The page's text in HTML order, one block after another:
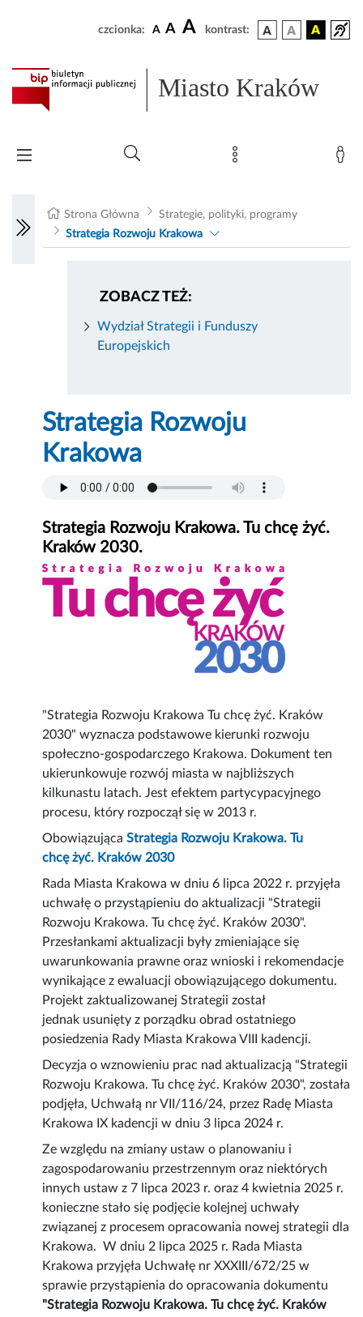
czcionka: A A A kontrast:
Miasto Kraków
Strona Główna
Strategie, polityki, programy
Strategia Rozwoju Krakowa
ZOBACZ TEŻ:
Wydział Strategii i Funduszy
Europejskich
Strategia Rozwoju
Krakowa
Strategia Rozwoju Krakowa. Tu chcę żyć.
Kraków 2030.
"Strategia Rozwoju Krakowa Tu chcę żyć. Kraków
2030" wyznacza podstawowe kierunki rozwoju
społeczno-gospodarczego Krakowa. Dokument ten
ukierunkowuje rozwój miasta w najbliższych
kilkunastu latach. Jest efektem partycypacyjnego
procesu, który rozpoczął się w 2013 r.
Obowiązująca Strategia Rozwoju Krakowa. Tu
chcę żyć. Kraków 2030
Rada Miasta Krakowa w dniu 6 lipca 2022 r. przyjęła
uchwałę o przystąpieniu do aktualizacji "Strategii
Rozwoju Krakowa. Tu chcę żyć. Kraków 2030".
Przesłankami aktualizacji były zmieniające się
uwarunkowania prawne oraz wnioski i rekomendacje
wynikające z ewaluacji obowiązującego dokumentu.
Projekt zaktualizowanej Strategii został
jednak usunięty z porządku obrad ostatniego
posiedzenia Rady Miasta Krakowa VIII kadencji.
Decyzja o wznowieniu prac nad aktualizacją "Strategii
Rozwoju Krakowa. Tu chcę żyć. Kraków 2030", została
podjęła, Uchwałą nr VII/116/24, przez Radę Miasta
Krakowa IX kadencji w dniu 3 lipca 2024 r.
Ze względu na zmiany ustaw o planowaniu i
zagospodarowaniu przestrzennym oraz niektórych
innych ustaw z 7 lipca 2023 r. oraz 4 kwietnia 2025 r.
konieczne stało się podjęcie kolejnej uchwały
związanej z procesem opracowania nowej strategii dla
Krakowa. W dniu 2 lipca 2025 r. Rada Miasta
Krakowa przyjęła Uchwałę nr XXXIII/672/25 w
sprawie przystąpienia do opracowania dokumentu
"Strategia Rozwoju Krakowa. Tu chcę żyć. Kraków